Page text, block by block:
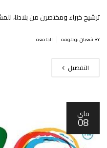
ترشيح خبراء ومختصين من بلادنا،
BY شعبان بوحلوفة الجامعة
التفصيل
ماي
08